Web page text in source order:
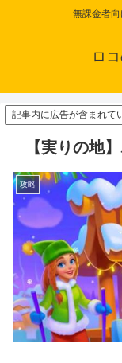
無課金者
ロ
記事内に広告が含まれて
【実りの地
攻略